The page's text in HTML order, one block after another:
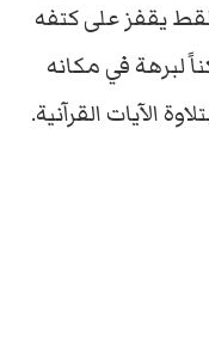
يقفز على كتفه
لبرهة في مكانه
الآيات القرآنية.